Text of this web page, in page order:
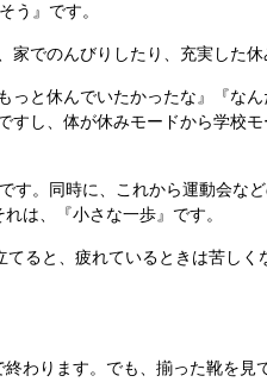
う』です。
でのんびりしたり、充実した休
と休んでいたかったな』『な
し、体が休みモードから学校
。同時に、これから運動会な
は、『小さな一歩』です。
ると、疲れているときは苦しく
わります。でも、揃った靴を見